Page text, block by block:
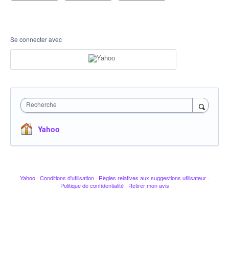
Se connecter avec
Recherche
Yahoo
Yahoo · Conditions d'utilisation · Règles relatives aux suggestions utilisateur ·
Politique de confidentialité · Retirer mon avis